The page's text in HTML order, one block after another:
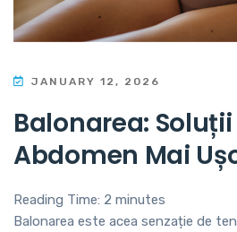
JANUARY 12, 2026
Balonarea:
Abdomen Mai
Reading Time: 2 minutes
Balonarea este acea senzație de